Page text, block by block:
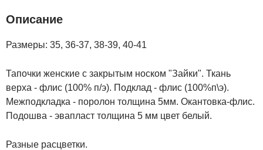
Описание
Размеры: 35, 36-37, 38-39, 40-41
Тапочки женские с закрытым носком "Зайки". Ткань
верха - флис (100% п/э). Подклад - флис (100%п\э).
Межподкладка - поролон толщина 5мм. Окантовка-флис.
Подошва - эвапласт толщина 5 мм цвет белый.
Разные расцветки.